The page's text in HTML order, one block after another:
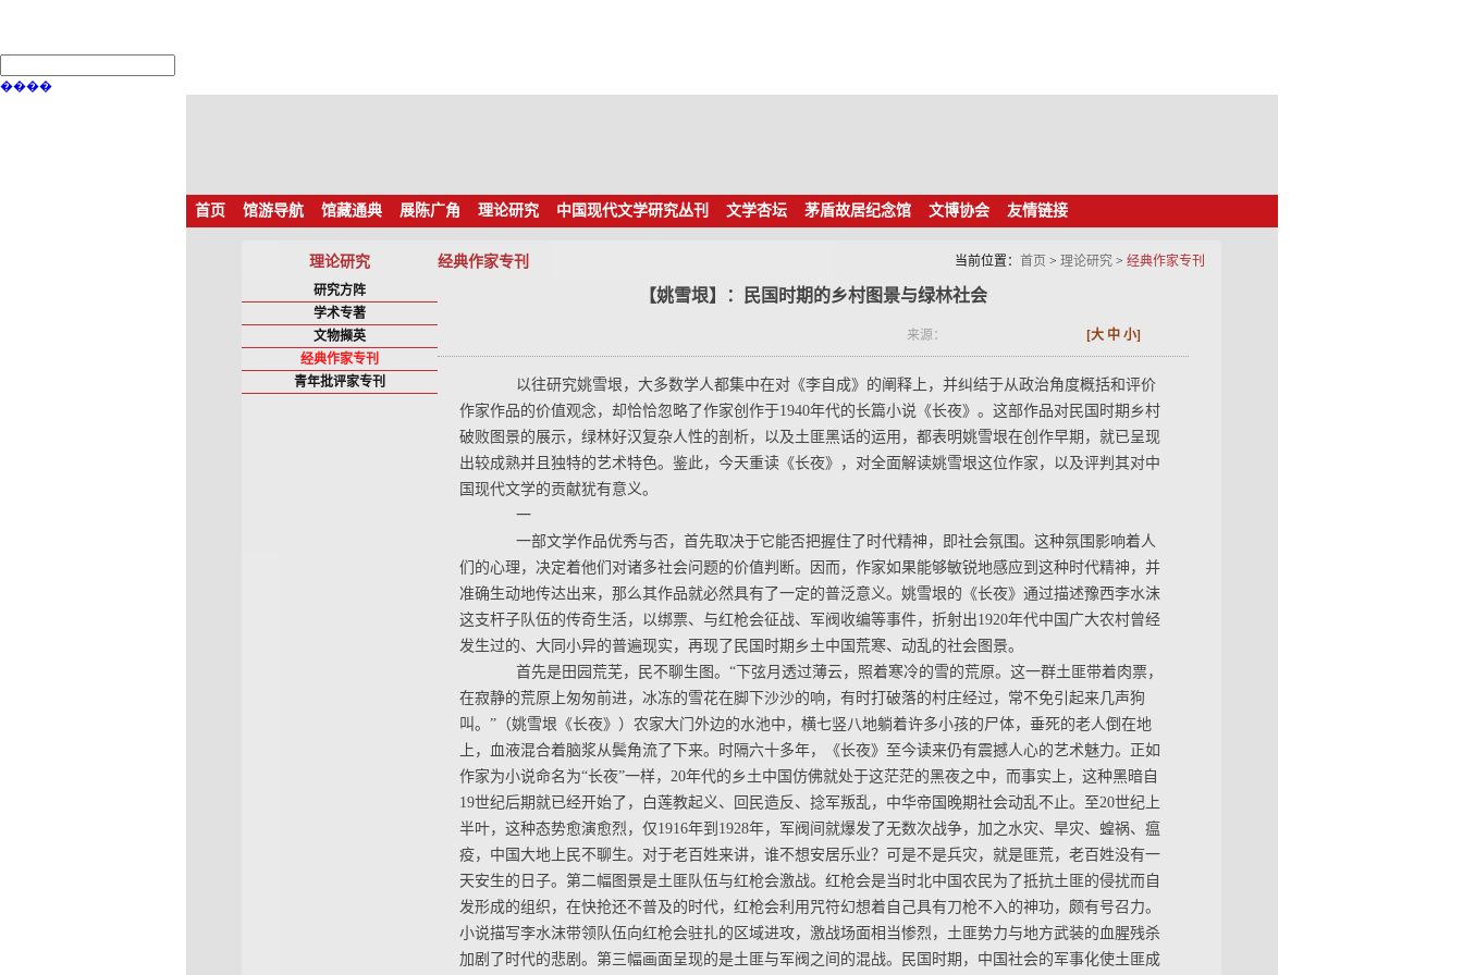
����
首页 馆游导航 馆藏通典 展陈广角 理论研究 中国现代文学研究丛刊 文学杏坛 茅盾故居纪念馆 文博协会 友情链接
理论研究 经典作家专刊 当前位置： 首页 > 理论研究 > 经典作家专刊
研究方阵
学术专著
文物撷英
经典作家专刊
青年批评家专刊
【姚雪垠】：民国时期的乡村图景与绿林社会
来源： [大 中 小]
以往研究姚雪垠，大多数学人都集中在对《李自成》的阐释上，并纠结于从政治角度概括和评价
作家作品的价值观念，却恰恰忽略了作家创作于1940年代的长篇小说《长夜》。这部作品对民国时期乡村
破败图景的展示，绿林好汉复杂人性的剖析，以及土匪黑话的运用，都表明姚雪垠在创作早期，就已呈现
出较成熟并且独特的艺术特色。鉴此，今天重读《长夜》，对全面解读姚雪垠这位作家，以及评判其对中
国现代文学的贡献犹有意义。
一
一部文学作品优秀与否，首先取决于它能否把握住了时代精神，即社会氛围。这种氛围影响着人
们的心理，决定着他们对诸多社会问题的价值判断。因而，作家如果能够敏锐地感应到这种时代精神，并
准确生动地传达出来，那么其作品就必然具有了一定的普泛意义。姚雪垠的《长夜》通过描述豫西李水沫
这支杆子队伍的传奇生活，以绑票、与红枪会征战、军阀收编等事件，折射出1920年代中国广大农村曾经
发生过的、大同小异的普遍现实，再现了民国时期乡土中国荒寒、动乱的社会图景。
首先是田园荒芜，民不聊生图。“下弦月透过薄云，照着寒冷的雪的荒原。这一群土匪带着肉票，
在寂静的荒原上匆匆前进，冰冻的雪花在脚下沙沙的响，有时打破落的村庄经过，常不免引起来几声狗
叫。”（姚雪垠《长夜》）农家大门外边的水池中，横七竖八地躺着许多小孩的尸体，垂死的老人倒在地
上，血液混合着脑浆从鬓角流了下来。时隔六十多年，《长夜》至今读来仍有震撼人心的艺术魅力。正如
作家为小说命名为“长夜”一样，20年代的乡土中国仿佛就处于这茫茫的黑夜之中，而事实上，这种黑暗自
19世纪后期就已经开始了，白莲教起义、回民造反、捻军叛乱，中华帝国晚期社会动乱不止。至20世纪上
半叶，这种态势愈演愈烈，仅1916年到1928年，军阀间就爆发了无数次战争，加之水灾、旱灾、蝗祸、瘟
疫，中国大地上民不聊生。对于老百姓来讲，谁不想安居乐业？可是不是兵灾，就是匪荒，老百姓没有一
天安生的日子。第二幅图景是土匪队伍与红枪会激战。红枪会是当时北中国农民为了抵抗土匪的侵扰而自
发形成的组织，在快抢还不普及的时代，红枪会利用咒符幻想着自己具有刀枪不入的神功，颇有号召力。
小说描写李水沫带领队伍向红枪会驻扎的区域进攻，激战场面相当惨烈，土匪势力与地方武装的血腥残杀
加剧了时代的悲剧。第三幅画面呈现的是土匪与军阀之间的混战。民国时期，中国社会的军事化使土匪成